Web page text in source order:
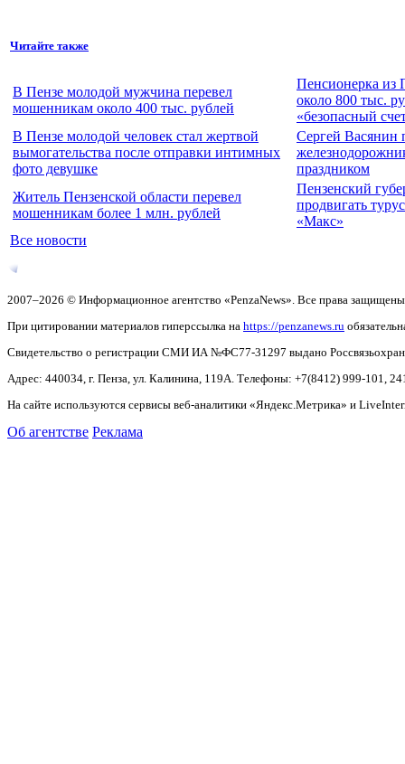
Читайте также
В Пензе молодой мужчина перевел
мошенникам около 400 тыс. рублей
Пенсионерка из
около 800 тыс.
«безопасный
В Пензе молодой человек стал жертвой
вымогательства после отправки интимных
фото девушке
Сергей Васянин
праздником
Житель Пензенской области перевел
мошенникам более 1 млн. рублей
Пензенский
продвигать
«Макс»
Все новости
2007–2026 © Информационное агентство «PenzaNews». Все права
При цитировании материалов гиперссылка на https://penzanews.ru
Свидетельство о регистрации СМИ ИА №ФС77-31297 выдано
Адрес: 440034, г. Пенза, ул. Калинина, 119А. Телефоны: +7(8412) 999-101,
На сайте используются сервисы веб-аналитики «Яндекс.Метрика» и
Об агентстве Реклама